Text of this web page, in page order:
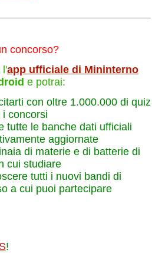
concorso?
l'app ufficiale di Mininterno
e potrai:
con oltre 1.000.000 di quiz
i concorsi
tutte le banche dati ufficiali
aggiornate
di materie e di batterie di
cui studiare
tutti i nuovi bandi di
a cui puoi partecipare
!